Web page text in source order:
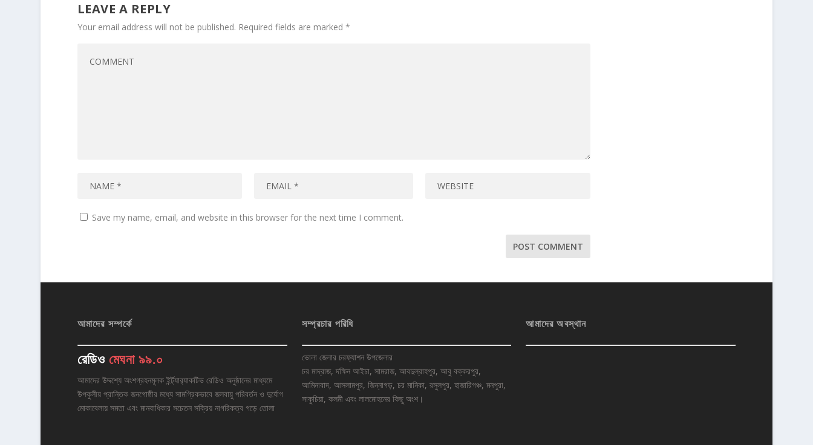
LEAVE A REPLY
Your email address will not be published. Required fields are marked *
Save my name, email, and website in this browser for the next time I comment.
আমাদের সম্পর্কে
রেডিও মেঘনা ৯৯.০
আমাদের উদ্দশ্যে অংশগ্রহনমূলক ইর্ন্ট্যার‌্যাকটিভ রেডিও অনুষ্ঠানের মাধ্যমে
উপকুলীয় প্রান্তিক জনগোষ্ঠীর মধ্যে সামগ্রিকভাবে জলবায়ু পরিবর্তন ও দুর্যোগ
মোকাবেলায় সমতা এবং মানবাধিকার সচেতন সক্রিয় নাগরিকত্ব গড়ে তোলা
সম্প্রচার পরিধি
ভোলা জেলার চরফ্যাশন উপজেলার
চর মাদ্রাজ, দক্ষিন আইচা, সামরাজ, আবদুল্রাহপুর, আবু বক্করপুর,
আমিনাবাদ, আসলামপুর, জিন্নাগড়, চর মানিকা, রসুলপুর, হাজারিগঞ্চ, মনপুরা,
সাকুচিয়া, কলমী এবং লালমোহনের কিছু অংশ।
আমাদের অবস্থান